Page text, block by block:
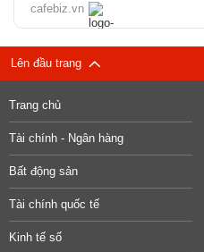
cafebiz.vn
Lên đầu trang
Trang chủ
Tài chính - Ngân hàng
Bất động sản
Tài chính quốc tế
Kinh tế số